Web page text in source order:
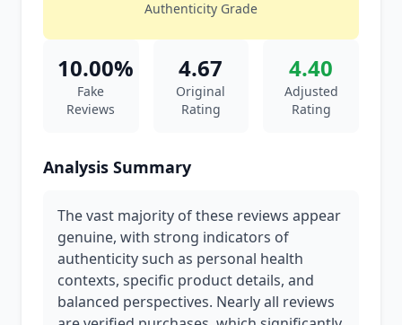
Authenticity Grade
10.00%
Fake
Reviews
4.67
Original
Rating
4.40
Adjusted
Rating
Analysis Summary
The vast majority of these reviews appear
genuine, with strong indicators of
authenticity such as personal health
contexts, specific product details, and
balanced perspectives. Nearly all reviews